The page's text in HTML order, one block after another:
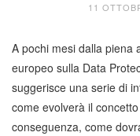
11
A pochi mesi dalla piena
europeo sulla Data
suggerisce una serie di
come evolverà il
conseguenza, come